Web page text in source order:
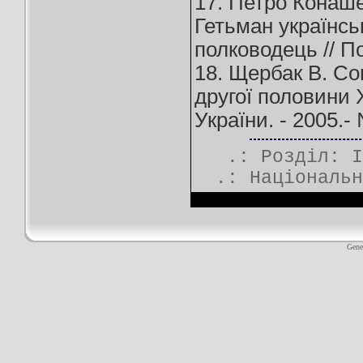
Гетьман
полководець //
18. Щербак В.
другої половини
України. -
.: Розділ:
.: